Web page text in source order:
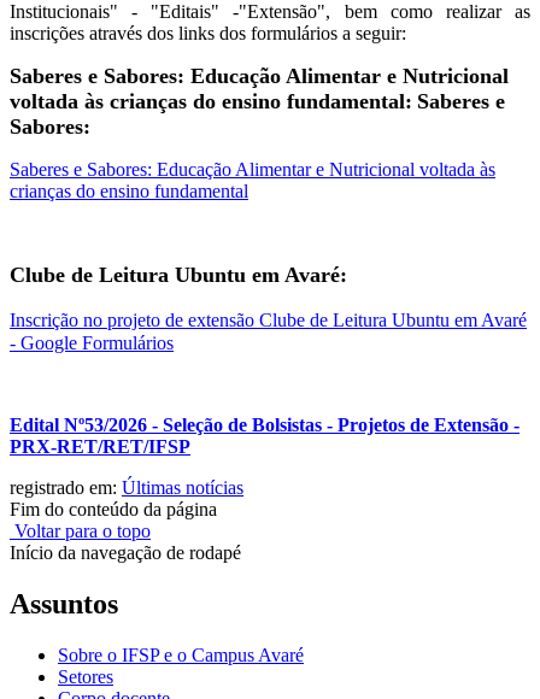
Institucionais" - "Editais" -"Extensão", bem como realizar as
inscrições através dos links dos formulários a seguir:
Saberes e Sabores: Educação Alimentar e Nutricional
voltada às crianças do ensino fundamental: Saberes e
Sabores:
Saberes e Sabores: Educação Alimentar e Nutricional voltada às
crianças do ensino fundamental
Clube de Leitura Ubuntu em Avaré:
Inscrição no projeto de extensão Clube de Leitura Ubuntu em Avaré
- Google Formulários
Edital Nº53/2026 - Seleção de Bolsistas - Projetos de Extensão -
PRX-RET/RET/IFSP
registrado em: Últimas notícias
Fim do conteúdo da página
Voltar para o topo
Início da navegação de rodapé
Assuntos
Sobre o IFSP e o Campus Avaré
Setores